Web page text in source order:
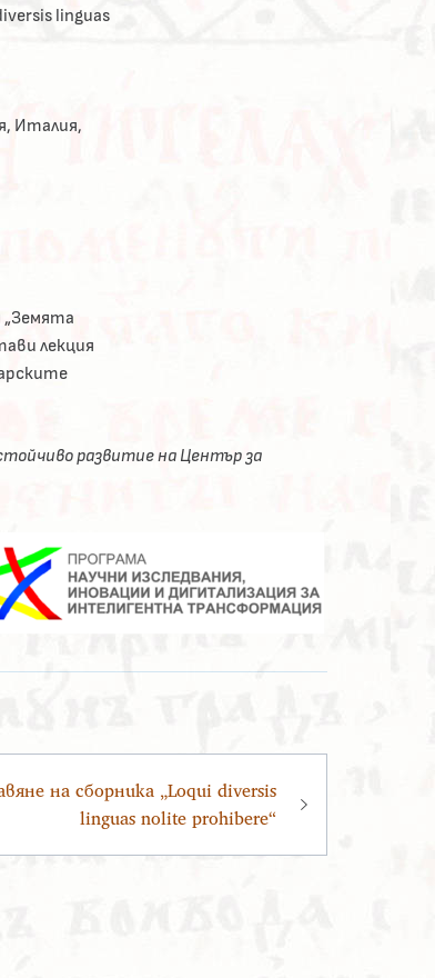
linguas
Италия,
„Земята
лекция
развитие на Център за
на сборника „Loqui diversis
linguas nolite prohibere“